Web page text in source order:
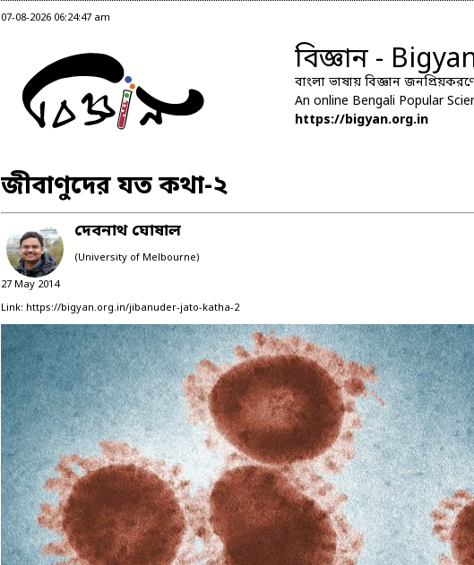
07-08-2026 06:24:47 am
বিজ্ঞান -
বাংলা ভাষায় বিজ্ঞান
An online Bengali Popular
https://bigyan.org.in
জীবাণুদের যত কথা-২
দেবনাথ ঘোষাল
(University of Melbourne)
27 May 2014
Link: https://bigyan.org.in/jibanuder-jato-katha-2